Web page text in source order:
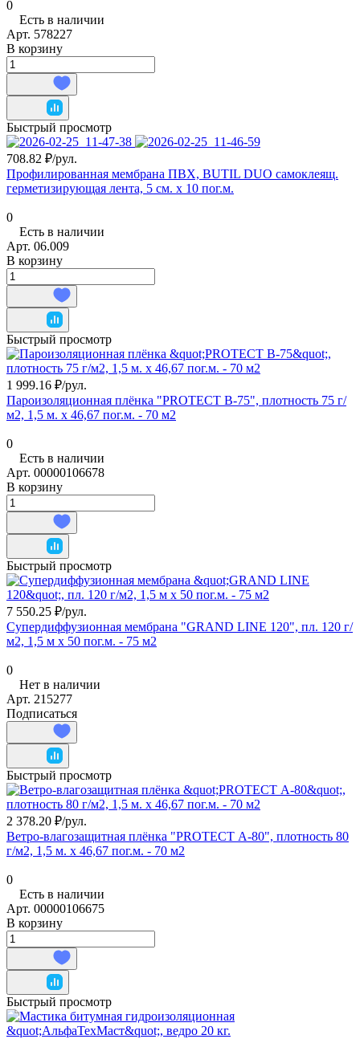
0
Есть в наличии
Арт. 578227
В корзину
Быстрый просмотр
708.82 ₽/рул.
Профилированная мембрана ПВХ, BUTIL DUO самоклеящ.
герметизирующая лента, 5 см. х 10 пог.м.
0
Есть в наличии
Арт. 06.009
В корзину
Быстрый просмотр
1 999.16 ₽/рул.
Пароизоляционная плёнка "PROTECT B-75", плотность 75 г/
м2, 1,5 м. х 46,67 пог.м. - 70 м2
0
Есть в наличии
Арт. 00000106678
В корзину
Быстрый просмотр
7 550.25 ₽/рул.
Супердиффузионная мембрана "GRAND LINE 120", пл. 120 г/
м2, 1,5 м х 50 пог.м. - 75 м2
0
Нет в наличии
Арт. 215277
Подписаться
Быстрый просмотр
2 378.20 ₽/рул.
Ветро-влагозащитная плёнка "PROTECT А-80", плотность 80
г/м2, 1,5 м. х 46,67 пог.м. - 70 м2
0
Есть в наличии
Арт. 00000106675
В корзину
Быстрый просмотр